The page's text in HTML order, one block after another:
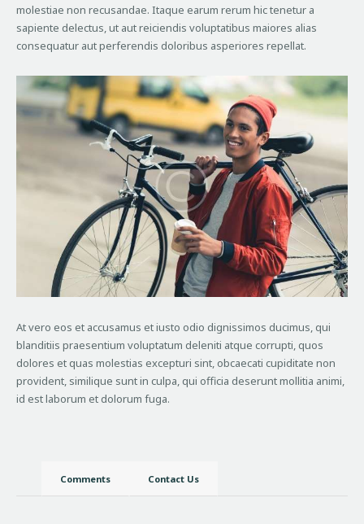
molestiae non recusandae. Itaque earum rerum hic tenetur a
sapiente delectus, ut aut reiciendis voluptatibus maiores alias
consequatur aut perferendis doloribus asperiores repellat.
At vero eos et accusamus et iusto odio dignissimos ducimus, qui
blanditiis praesentium voluptatum deleniti atque corrupti, quos
dolores et quas molestias excepturi sint, obcaecati cupiditate non
provident, similique sunt in culpa, qui officia deserunt mollitia animi,
id est laborum et dolorum fuga.
Comments Contact Us